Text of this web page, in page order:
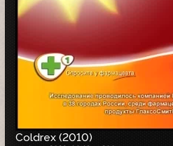
Coldrex (2010)